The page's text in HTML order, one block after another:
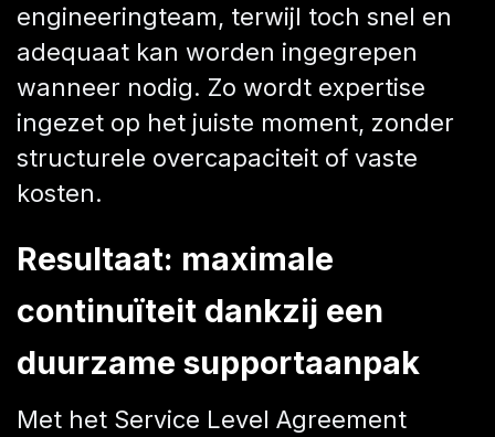
engineeringteam, terwijl toch snel en
adequaat kan worden ingegrepen
wanneer nodig. Zo wordt expertise
ingezet op het juiste moment, zonder
structurele overcapaciteit of vaste
kosten.
Resultaat: maximale
continuïteit dankzij een
duurzame supportaanpak
Met het Service Level Agreement